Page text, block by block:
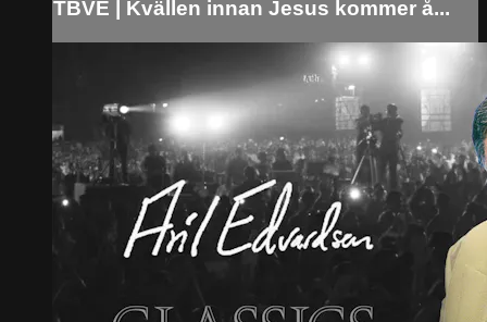
TBVE | Kvällen innan Jesus kommer å...